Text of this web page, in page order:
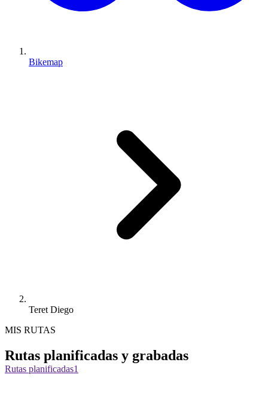
Bikemap
Teret Diego
MIS RUTAS
Rutas planificadas y grabadas
Rutas planificadas1